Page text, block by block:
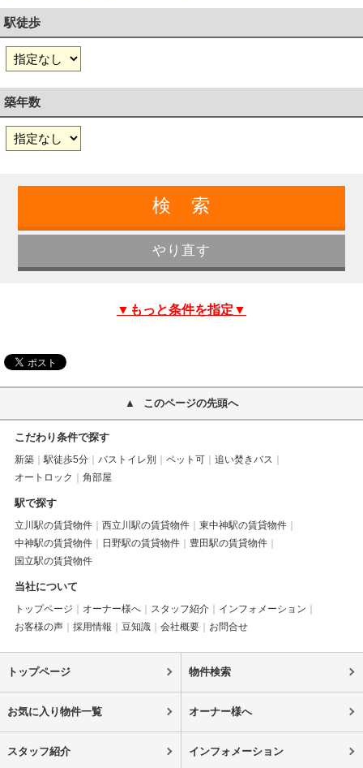
駅徒歩
築年数
▼もっと条件を指定▼
このページの先頭へ
こだわり条件で探す
新築 駅徒歩5分 バストイレ別 ペット可
追い焚きバス
オートロック
角部屋
駅で探す
立川駅の賃貸物件 西立川駅の賃貸物件
東中神駅の賃貸物件
中神駅の賃貸物件
日野駅の賃貸物件
豊田駅の賃貸物件
国立駅の賃貸物件
当社について
トップページ オーナー様へ スタッフ紹介
インフォメーション
お客様の声
採用情報 豆知識 会社概要 お問合せ
トップページ 物件検索
お気に入り物件一覧 オーナー様へ
スタッフ紹介 インフォメーション